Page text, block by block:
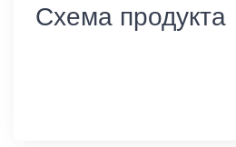
Схема продукта